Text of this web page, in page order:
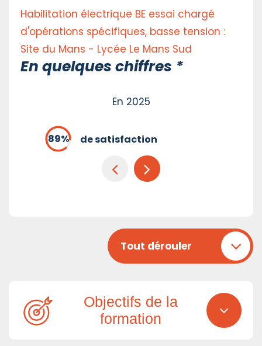
Habilitation électrique BE essai chargé
d'opérations spécifiques, basse tension :
Site du Mans - Lycée Le Mans Sud
En quelques chiffres *
En 2025
de satisfaction
Tout dérouler
Objectifs de la
formation